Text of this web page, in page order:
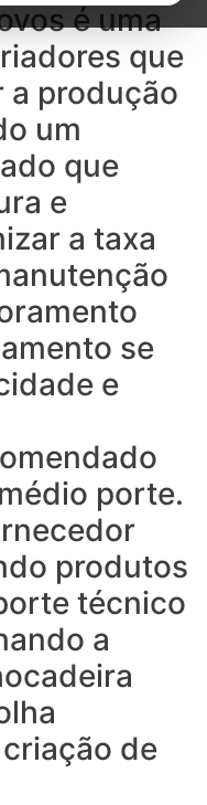
é uma
que
a produção
um
que
e
a taxa
se
e
porte.
produtos
técnico
a
de